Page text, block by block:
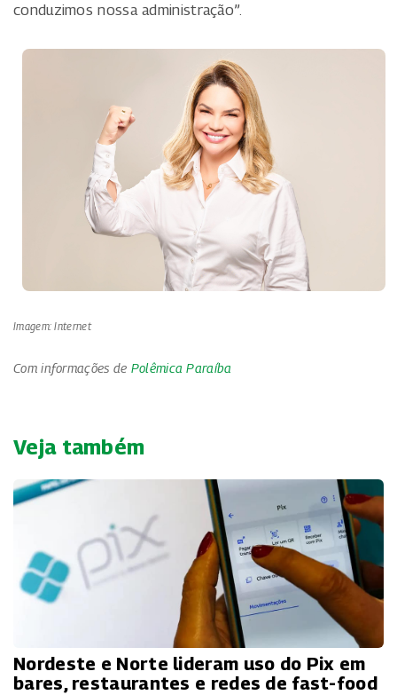
conduzimos nossa administração”.
Imagem: Internet
Com informações de Polêmica Paraíba
Veja também
Nordeste e Norte lideram uso do Pix em
bares, restaurantes e redes de fast-food